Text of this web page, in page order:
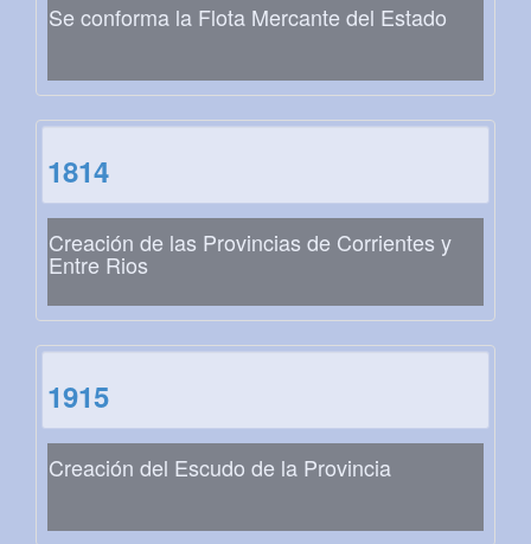
Se conforma la Flota Mercante del Estado
1814
Creación de las Provincias de Corrientes y
Entre Rios
1915
Creación del Escudo de la Provincia